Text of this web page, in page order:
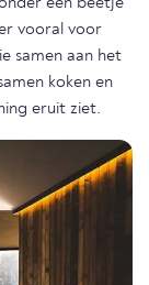
een beetje
vooral voor
samen aan het
koken en
eruit ziet.